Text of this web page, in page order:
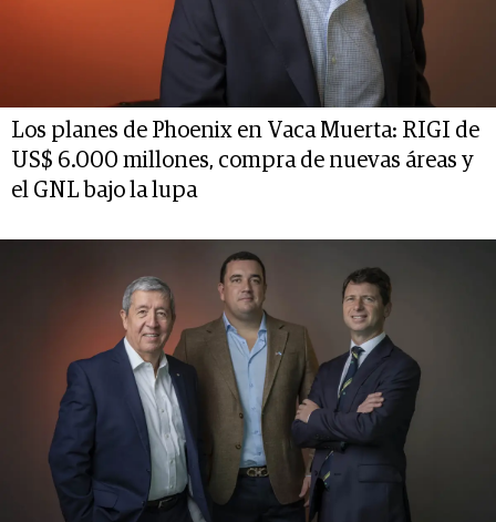
Los planes de Phoenix en Vaca Muerta: RIGI de
US$ 6.000 millones, compra de nuevas áreas y
el GNL bajo la lupa